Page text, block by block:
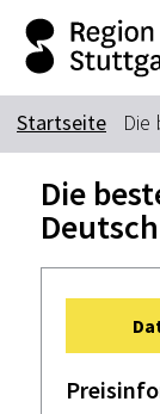
Suchbegriff
Citytour
Erlebnisse
Startseite Die
Die